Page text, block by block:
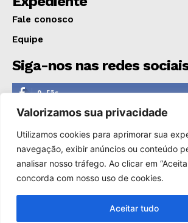
AGRONOTÍCIAS
ÚLTIMAS NOTÍCIAS
Valorizamos sua privacidade
Utilizamos cookies para aprimorar sua
navegação, exibir anúncios ou conteúdo
analisar nosso tráfego. Ao clicar em
concorda com nosso uso de cookies.
Aceitar tudo
Fale conosco
Equipe
Siga-nos nas redes
0 Fãs
0 Seguidores
1,110 Seguidores
0 Inscritos
Copyright © 2000-2025. Reprodução proibida
de Só Notícias.